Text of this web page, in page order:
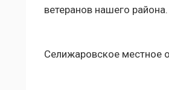
ветеранов нашего района.
Селижаровское местное